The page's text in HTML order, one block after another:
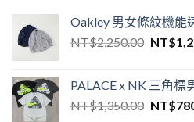
Oakley 男女條紋機能
NT$2,250.00 NT$
PALACE x NK 三角標
NT$1,350.00 NT$